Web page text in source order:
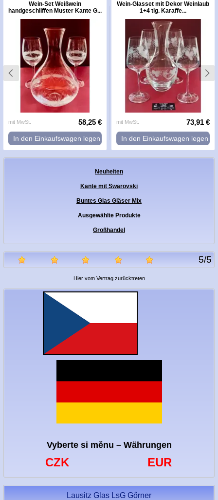
Neuheiten
Kante mit Swarovski
Buntes Glas Gläser Mix
Ausgewählte Produkte
Großhandel
5/5
Hier vom Vertrag zurücktreten
Vyberte si měnu – Währungen
CZK EUR
Lausitz Glas LsG Gőrner
Wein-Set Weißwein
handgeschliffen Muster Kante G...
mit MwSt. 58,25 €
In den Einkaufswagen legen
Wein-Glasset mit Dekor Weinlaub
1+4 tlg. Karaffe...
mit MwSt. 73,91 €
In den Einkaufswagen legen